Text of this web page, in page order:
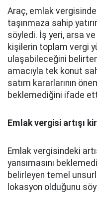
Araç, emlak
taşınmaza sahip
söyledi. İş yeri, arsa
kişilerin toplam vergi
ulaşabileceğini
amacıyla tek konut
satım kararlarının
beklemediğini ifade
Emlak vergisi artışı
Emlak vergisindeki
yansımasını
belirleyen temel
lokasyon olduğunu